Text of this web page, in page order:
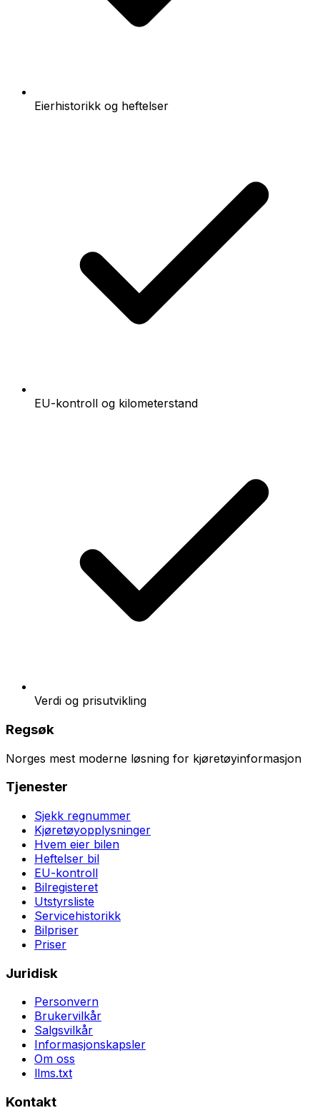
Eierhistorikk og heftelser
EU-kontroll og kilometerstand
Verdi og prisutvikling
Regsøk
Norges mest moderne løsning for kjøretøyinformasjon
Tjenester
Sjekk regnummer
Kjøretøyopplysninger
Hvem eier bilen
Heftelser bil
EU-kontroll
Bilregisteret
Utstyrsliste
Servicehistorikk
Bilpriser
Priser
Juridisk
Personvern
Brukervilkår
Salgsvilkår
Informasjonskapsler
Om oss
llms.txt
Kontakt